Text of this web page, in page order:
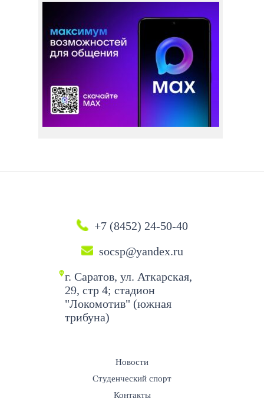
+7 (8452) 24-50-40
socsp@yandex.ru
г. Саратов, ул. Аткарская,
29, стр 4; стадион
"Локомотив" (южная
трибуна)
Новости
Студенческий спорт
Контакты